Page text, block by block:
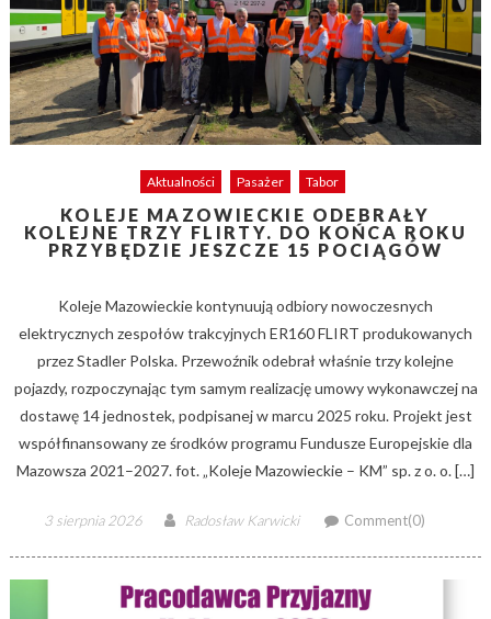
Aktualności Pasażer Tabor
KOLEJE MAZOWIECKIE ODEBRAŁY
KOLEJNE TRZY FLIRTY. DO KOŃCA ROKU
PRZYBĘDZIE JESZCZE 15 POCIĄGÓW
Koleje Mazowieckie kontynuują odbiory nowoczesnych
elektrycznych zespołów trakcyjnych ER160 FLIRT produkowanych
przez Stadler Polska. Przewoźnik odebrał właśnie trzy kolejne
pojazdy, rozpoczynając tym samym realizację umowy wykonawczej na
dostawę 14 jednostek, podpisanej w marcu 2025 roku. Projekt jest
współfinansowany ze środków programu Fundusze Europejskie dla
Mazowsza 2021–2027. fot. „Koleje Mazowieckie – KM” sp. z o. o. […]
Posted
3 sierpnia 2026 Author
Radosław Karwicki Comment(0)